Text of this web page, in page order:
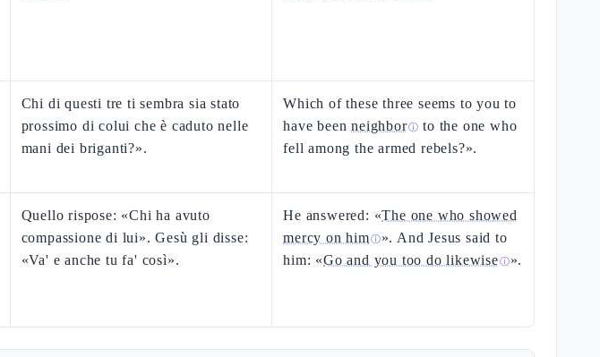
Chi di questi tre ti sembra sia stato
prossimo di colui che è caduto nelle
mani dei briganti?».
Which of these three seems to you to
have beenneighborⓘ to the one who
fell among the armed rebels?».
Quello rispose: «Chi ha avuto
compassione di lui». Gesù gli disse:
«Va' e anche tu fa' così».
He answered: «The one who showed
mercy on himⓘ». And Jesus said to
him: «Go and you too do likewiseⓘ».